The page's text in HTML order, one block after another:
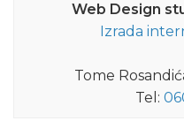
Web Design
Izrada
Tome
Tel: